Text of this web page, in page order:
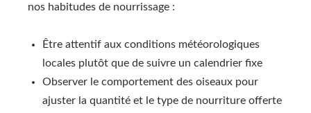
nos habitudes de nourrissage :
Être attentif aux conditions météorologiques
locales plutôt que de suivre un calendrier fixe
Observer le comportement des oiseaux pour
ajuster la quantité et le type de nourriture offerte